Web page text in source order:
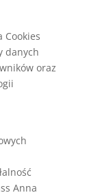
Cookies
danych
oraz
Anna